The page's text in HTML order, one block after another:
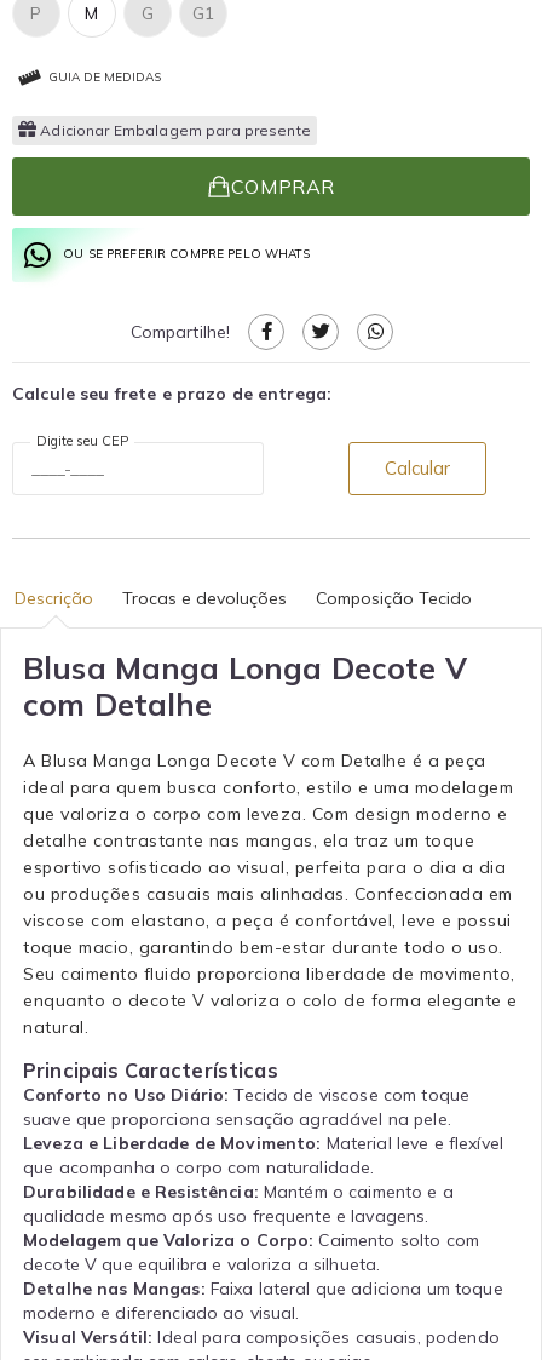
G G1
M
P
GUIA DE MEDIDAS
Adicionar Embalagem para presente
COMPRAR
OU SE PREFERIR COMPRE PELO WHATS
Compartilhe!
Calcule seu frete e prazo de entrega:
Digite seu CEP
Calcular
Descrição Trocas e devoluções Composição Tecido
Blusa Manga Longa Decote V
com Detalhe
A Blusa Manga Longa Decote V com Detalhe é a peça
ideal para quem busca conforto, estilo e uma modelagem
que valoriza o corpo com leveza. Com design moderno e
detalhe contrastante nas mangas, ela traz um toque
esportivo sofisticado ao visual, perfeita para o dia a dia
ou produções casuais mais alinhadas. Confeccionada em
viscose com elastano, a peça é confortável, leve e possui
toque macio, garantindo bem-estar durante todo o uso.
Seu caimento fluido proporciona liberdade de movimento,
enquanto o decote V valoriza o colo de forma elegante e
natural.
Principais Características
Conforto no Uso Diário: Tecido de viscose com toque
suave que proporciona sensação agradável na pele.
Leveza e Liberdade de Movimento: Material leve e flexível
que acompanha o corpo com naturalidade.
Durabilidade e Resistência: Mantém o caimento e a
qualidade mesmo após uso frequente e lavagens.
Modelagem que Valoriza o Corpo: Caimento solto com
decote V que equilibra e valoriza a silhueta.
Detalhe nas Mangas: Faixa lateral que adiciona um toque
moderno e diferenciado ao visual.
Visual Versátil: Ideal para composições casuais, podendo